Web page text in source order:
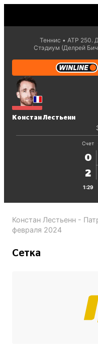
Теннис ATP 250.
Стэдиум (Делрей
Констан Лестьенн
Счет
0
2
1:29
Констан Лестьенн -
февраля 2024
Сетка